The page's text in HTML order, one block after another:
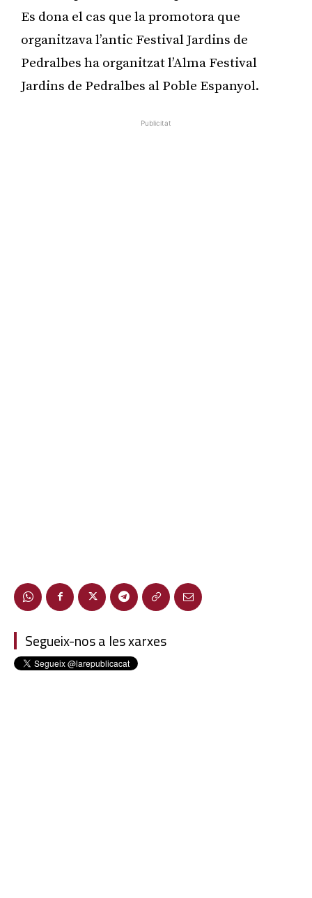
Es dona el cas que la promotora que
organitzava l’antic Festival Jardins de
Pedralbes ha organitzat l’Alma Festival
Jardins de Pedralbes al Poble Espanyol.
Publicitat
Segueix-nos a les xarxes